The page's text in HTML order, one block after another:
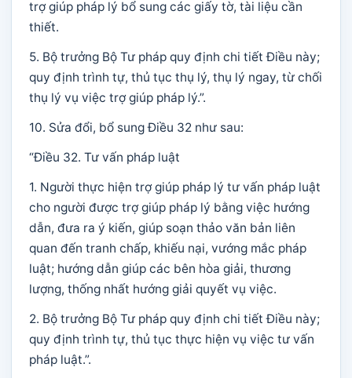
trợ giúp pháp lý bổ sung các giấy tờ, tài liệu cần
thiết.
5. Bộ trưởng Bộ Tư pháp quy định chi tiết Điều này;
quy định trình tự, thủ tục thụ lý, thụ lý ngay, từ chối
thụ lý vụ việc trợ giúp pháp lý.”.
10. Sửa đổi, bổ sung Điều 32 như sau:
“Điều 32. Tư vấn pháp luật
1. Người thực hiện trợ giúp pháp lý tư vấn pháp luật
cho người được trợ giúp pháp lý bằng việc hướng
dẫn, đưa ra ý kiến, giúp soạn thảo văn bản liên
quan đến tranh chấp, khiếu nại, vướng mắc pháp
luật; hướng dẫn giúp các bên hòa giải, thương
lượng, thống nhất hướng giải quyết vụ việc.
2. Bộ trưởng Bộ Tư pháp quy định chi tiết Điều này;
quy định trình tự, thủ tục thực hiện vụ việc tư vấn
pháp luật.”.